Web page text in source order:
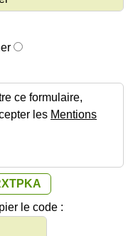
ce formulaire,
les Mentions
le code :